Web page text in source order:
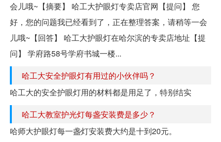
会儿哦~【摘要】 哈工大护眼灯专卖店官网【提问】 您
好，您的问题我已经看到了，正在整理答案，请稍等一会
儿哦~【回答】 哈工大护眼灯在哈尔滨的专卖店地址【提
问】 学府路58号学府书城一楼...
哈工大安全护眼灯有用过的小伙伴吗？
哈工大的安全护眼灯用的材料都是用足了，特别结实
哈工大教室护光灯每盏安装费是多少？
哈师大护眼灯每一盏灯安装费大约是十到20元。